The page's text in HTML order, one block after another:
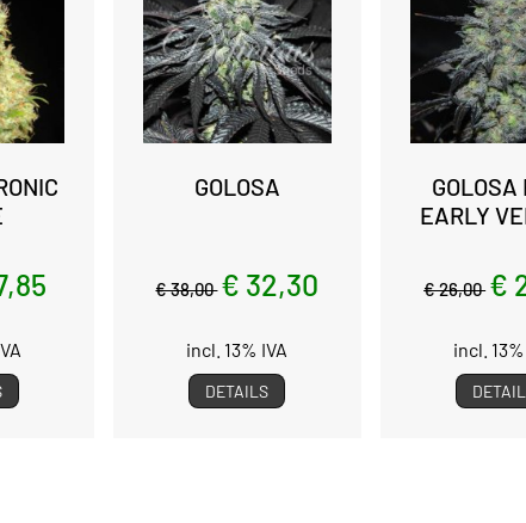
GOLOSA
€ 38,00€ 32,30
incl. 13% IVA
DETAILS
GOLOSA
EARLY
€ 26,00 €
incl.